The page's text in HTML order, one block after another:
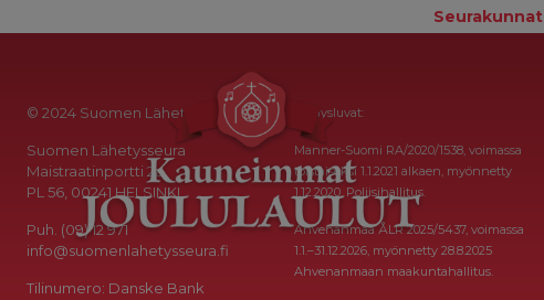
Seurakunnat
© 2024 Suomen Lähetysseura
Suomen Lähetysseura
Maistraatinportti 2a
PL 56, 00241 HELSINKI
Puh. (09) 12 971
info@suomenlahetysseura.fi
Tilinumero: Danske Bank
Keräysluvat:
Manner-Suomi RA/2020/1538, voimassa
toistaiseksi 1.1.2021 alkaen, myönnetty
1.12.2020, Poliisihallitus.
Ahvenanmaa ÅLR 2025/5437, voimassa
1.1.–31.12.2026, myönnetty 28.8.2025
Ahvenanmaan maakuntahallitus.